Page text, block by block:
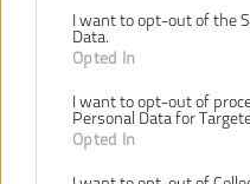
I want to opt-out of the
Data.
Opted In
I want to opt-out of
Personal Data for
Opted In
Typ tovaru:
EAN kód:
Dodávaný v:
Hmotnosť (bez aku):